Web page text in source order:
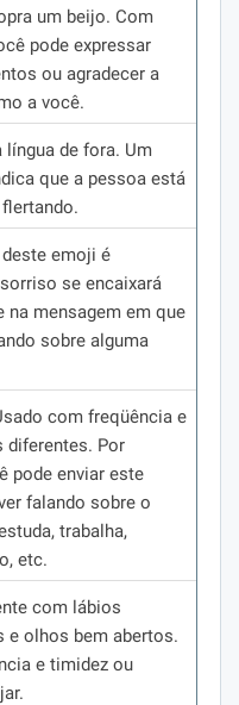
um beijo. Com
pode expressar
ou agradecer a
a você.
língua de fora. Um
que a pessoa está
emoji é
se encaixará
na mensagem em que
sobre alguma
com freqüência e
diferentes. Por
pode enviar este
falando sobre o
trabalha,
etc.
com lábios
e olhos bem abertos.
e timidez ou